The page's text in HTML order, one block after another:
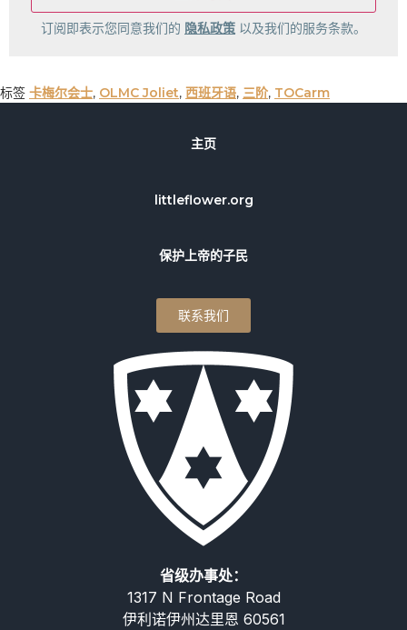
订阅即表示您同意我们的 隐私政策 以及我们的服务条款。
标签 卡梅尔会士, OLMC Joliet, 西班牙语, 三阶, TOCarm
主页
littleflower.org
保护上帝的子民
联系我们
省级办事处：
1317 N Frontage Road
伊利诺伊州达里恩 60561